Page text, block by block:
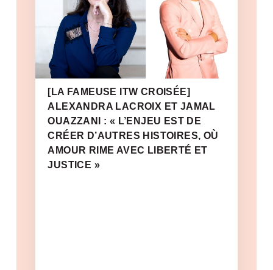
[LA FAMEUSE ITW CROISÉE]
ALEXANDRA LACROIX ET JAMAL
OUAZZANI : « L’ENJEU EST DE
CRÉER D’AUTRES HISTOIRES, OÙ
AMOUR RIME AVEC LIBERTÉ ET
JUSTICE »